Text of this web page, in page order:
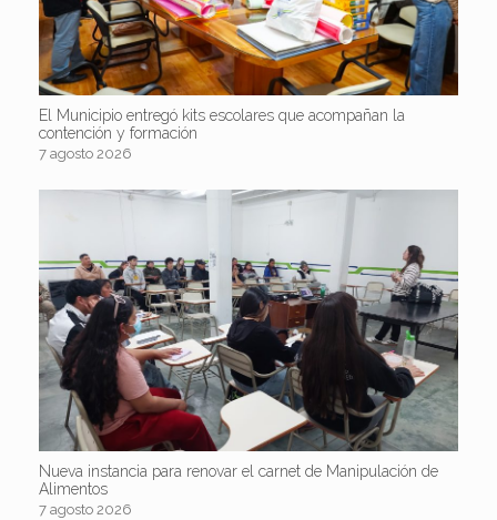
El Municipio entregó kits escolares que acompañan la
contención y formación
7 agosto 2026
Nueva instancia para renovar el carnet de Manipulación de
Alimentos
7 agosto 2026